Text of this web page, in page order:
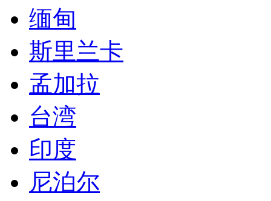
缅甸
斯里兰卡
孟加拉
台湾
印度
尼泊尔